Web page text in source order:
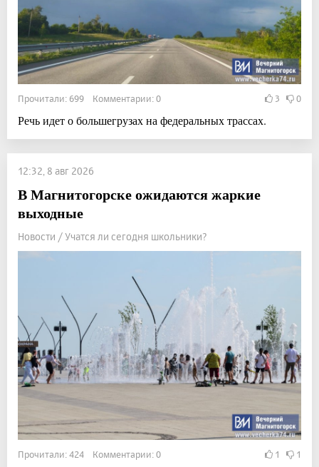
Прочитали: 699 Комментарии: 0 3 0
Речь идет о большегрузах на федеральных трассах.
12:32, 8 авг 2026
В Магнитогорске ожидаются жаркие
выходные
Новости / Учатся ли сегодня школьники?
Прочитали: 424 Комментарии: 0 1 1